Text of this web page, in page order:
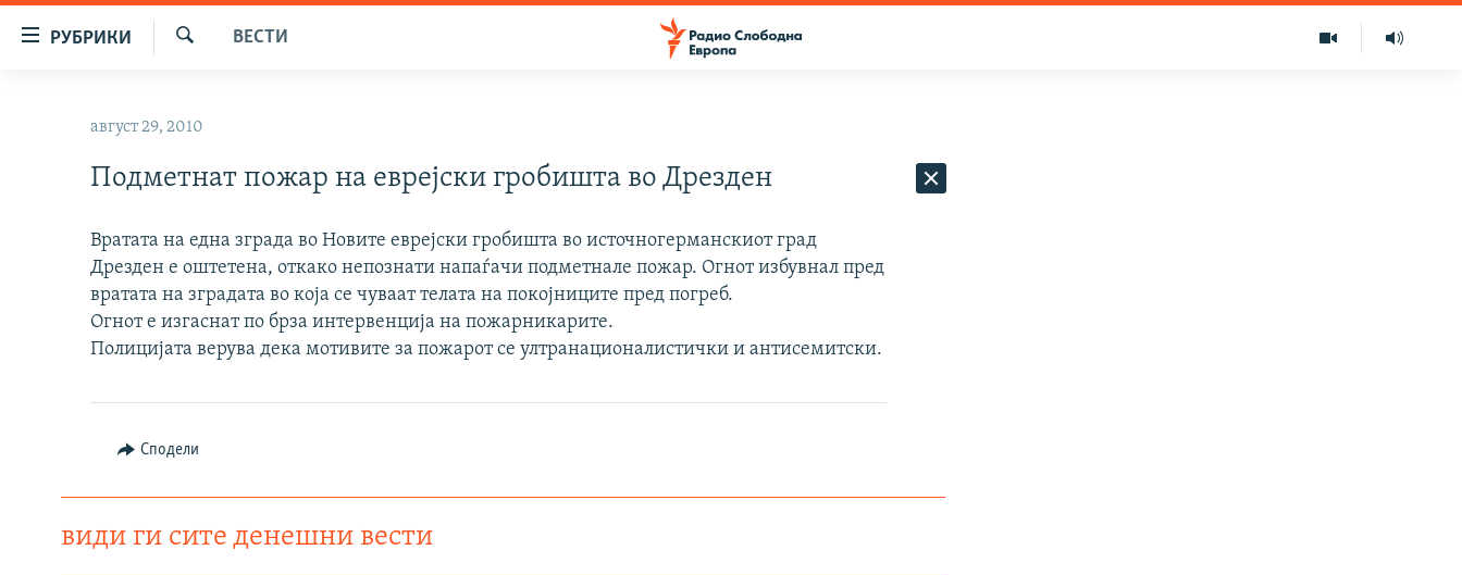
навигација
пребарување
РУБРИКИ
ШТО ТРЕБА ДА ЗНАЕТЕ
ПРИЈАВИ СЕ ЗА ЊУЗЛЕТЕР
ПОДКАСТ ЗОШТО?
ВЕСТИ
август 29, 2010
Подметнат пожар на еврејски гробишта во Дрезден
Вратата на една зграда во Новите еврејски гробишта во источногерманскиот град
Дрезден е оштетена, откако непознати напаѓачи подметнале пожар. Огнот избувнал пред
вратата на зградата во која се чуваат телата на покојниците пред погреб.
Огнот е изгаснат по брза интервенција на пожарникарите.
Полицијата верува дека мотивите за пожарот се ултранационалистички и антисемитски.
Сподели
види ги сите денешни вести